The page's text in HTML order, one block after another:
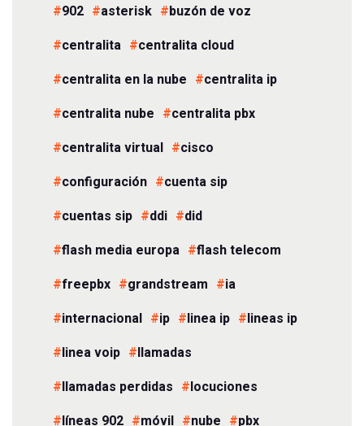
902 asterisk
buzón de voz
centralita
centralita cloud
centralita en la nube
centralita ip
centralita nube
centralita pbx
centralita virtual
cisco
configuración
cuenta sip
cuentas sip
ddi
did
flash media europa
flash telecom
freepbx
grandstream
ia
internacional
ip linea ip
lineas ip
linea voip
llamadas
llamadas perdidas
locuciones
líneas 902
móvil nube
pbx